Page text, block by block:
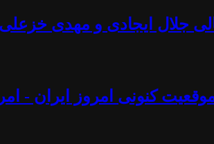
جلال ایجادی و مهدی
کنونی امروز ایران -